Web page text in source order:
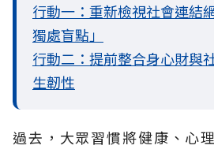
行動一：重新檢視社會連結
獨處盲點」
行動二：提前整合身心財與
生韌性
過去，大眾習慣將健康、心